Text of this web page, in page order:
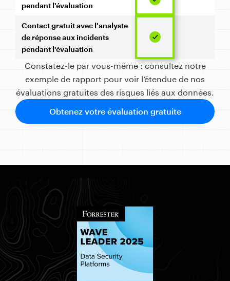
pendant l'évaluation
Contact gratuit avec l'analyste
de réponse aux incidents
pendant l'évaluation
Constatez-le par vous-même : consultez notre
exemple de rapport pour voir l’étendue de nos
évaluations gratuites des risques liés aux données.
Obtenez votre évaluation gratuite